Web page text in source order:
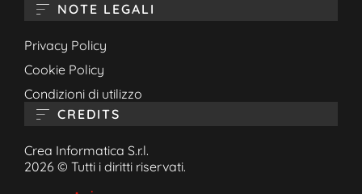
NOTE LEGALI
Privacy Policy
Cookie Policy
Condizioni di utilizzo
CREDITS
Crea Informatica S.r.l.
2026 © Tutti i diritti riservati.